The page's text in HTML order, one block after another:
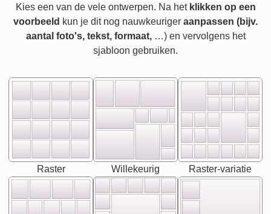
Kies een van de vele ontwerpen. Na het klikken op een
voorbeeld kun je dit nog nauwkeuriger aanpassen (bijv.
aantal foto's, tekst, formaat,…) en vervolgens het
sjabloon gebruiken.
Raster Willekeurig Raster-variatie